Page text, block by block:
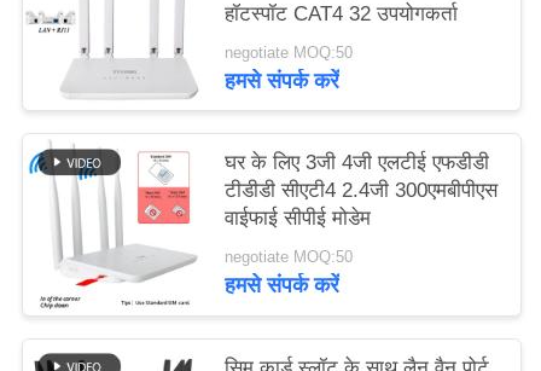
हॉटस्पॉट CAT4 32 उपयोगकर्ता
negotiate MOQ:50
हमसे संपर्क करें
घर के लिए 3जी ​​4जी एलटीई एफडीडी
टीडीडी सीएटी4 2.4जी 300एमबीपीएस
वाईफाई सीपीई मोडेम
negotiate MOQ:50
हमसे संपर्क करें